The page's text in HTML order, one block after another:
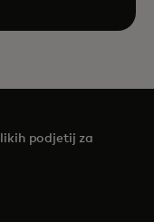
podjetij za